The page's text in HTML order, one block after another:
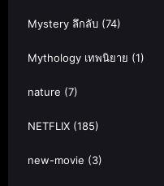
Mystery ลึกลับ (74)
Mythology เทพนิยาย (1)
nature (7)
NETFLIX (185)
new-movie (3)